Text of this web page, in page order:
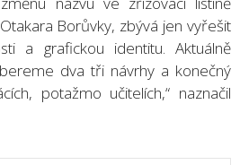
Borůvky, zbývá jen vyřešit
a grafickou identitu. Aktuálně
dva tři návrhy a konečný
potažmo učitelích,“ naznačil